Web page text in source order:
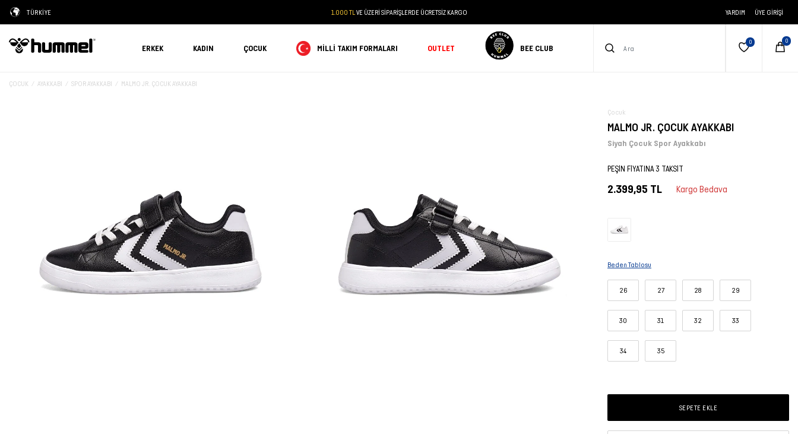
TÜRKİYE 1.000 TL VE ÜZERİ SİPARİŞLERDE ÜCRETSİZ KARGO YARDIM ÜYE GIRIŞI
ERKEK KADIN ÇOCUK MILLI TAKIM FORMALARI OUTLET BEE CLUB
ÇOCUK AYAKKABI SPOR AYAKKABI MALMO JR. ÇOCUK AYAKKABI
Çocuk
MALMO JR. ÇOCUK AYAKKABI
Siyah Çocuk Spor Ayakkabı
PEŞİN FİYATINA 3 TAKSİT
2.399,95 TL Kargo Bedava
Beden Tablosu
26 27 28 29
30 31 32 33
34 35
SEPETE EKLE